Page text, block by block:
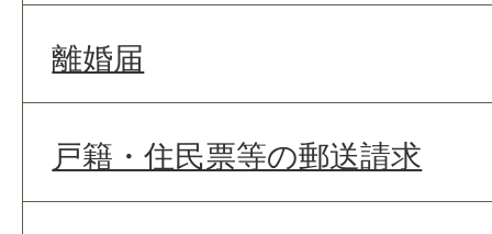
離婚届
戸籍・住民票等の郵送請求